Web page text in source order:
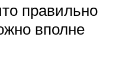
правильно
вполне